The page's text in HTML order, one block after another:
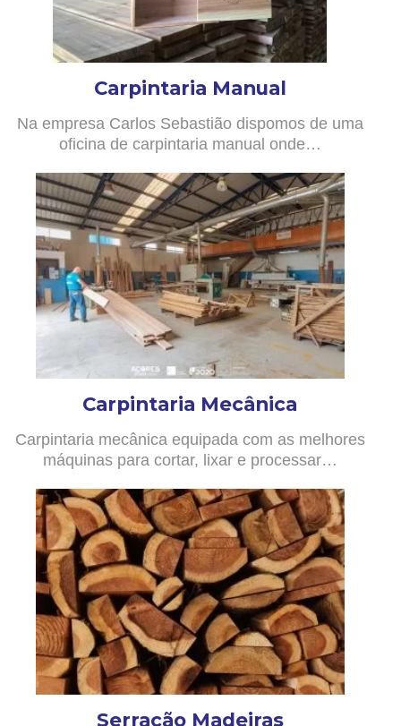
Carpintaria Manual
Na empresa Carlos Sebastião dispomos de uma
oficina de carpintaria manual onde…
Carpintaria Mecânica
Carpintaria mecânica equipada com as melhores
máquinas para cortar, lixar e processar…
Serração Madeiras